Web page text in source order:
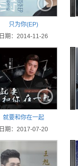
只为你(EP)
日期：2014-11-26
就要和你在一起
日期：2017-07-20